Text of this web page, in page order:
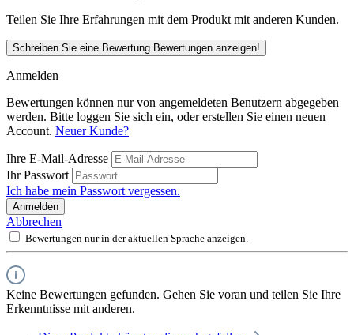
Teilen Sie Ihre Erfahrungen mit dem Produkt mit anderen Kunden.
Schreiben Sie eine Bewertung Bewertungen anzeigen!
Anmelden
Bewertungen können nur von angemeldeten Benutzern abgegeben
werden. Bitte loggen Sie sich ein, oder erstellen Sie einen neuen
Account. Neuer Kunde?
Ihre E-Mail-Adresse
Ihr Passwort
Ich habe mein Passwort vergessen.
Anmelden
Abbrechen
Bewertungen nur in der aktuellen Sprache anzeigen.
Keine Bewertungen gefunden. Gehen Sie voran und teilen Sie Ihre
Erkenntnisse mit anderen.